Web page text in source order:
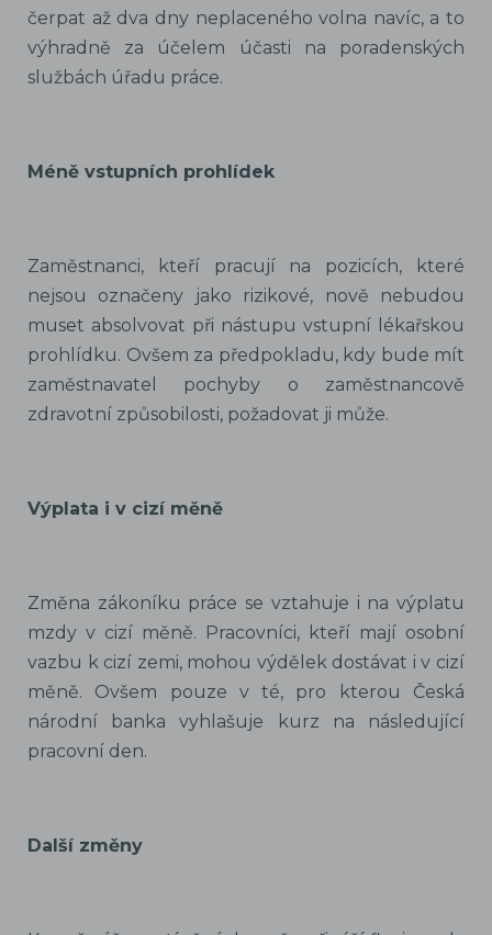
čerpat až dva dny neplaceného volna navíc, a to
výhradně za účelem účasti na poradenských
službách úřadu práce.
Méně vstupních prohlídek
Zaměstnanci, kteří pracují na pozicích, které
nejsou označeny jako rizikové, nově nebudou
muset absolvovat při nástupu vstupní lékařskou
prohlídku. Ovšem za předpokladu, kdy bude mít
zaměstnavatel pochyby o zaměstnancově
zdravotní způsobilosti, požadovat ji může.
Výplata i v cizí měně
Změna zákoníku práce se vztahuje i na výplatu
mzdy v cizí měně. Pracovníci, kteří mají osobní
vazbu k cizí zemi, mohou výdělek dostávat i v cizí
měně. Ovšem pouze v té, pro kterou Česká
národní banka vyhlašuje kurz na následující
pracovní den.
Další změny